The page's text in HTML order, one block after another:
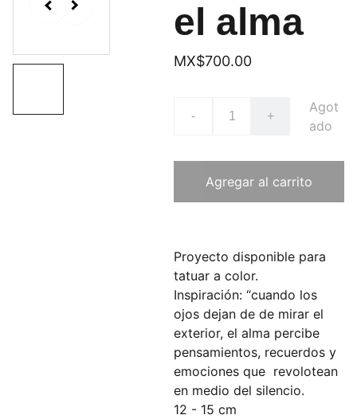
el alma
MX$700.00
- +
Agot
ado
Agregar al carrito
Proyecto disponible para
tatuar a color.
Inspiración: “cuando los
ojos dejan de de mirar el
exterior, el alma percibe
pensamientos, recuerdos y
emociones que revolotean
en medio del silencio.
12 - 15 cm